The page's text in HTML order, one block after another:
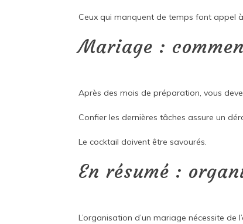
Ceux qui manquent de temps font appel
Mariage :
Après des mois de préparation, vous
Confier les dernières tâches assure un
Le cocktail doivent être savourés.
En résumé :
L’organisation d’un mariage nécessite